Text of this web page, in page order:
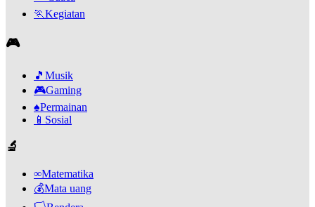
🏃Kegiatan
🎮
🎵 Musik
🎮Gaming
♠️Permainan
📱 Sosial
🔬
∞Matematika
💰Mata uang